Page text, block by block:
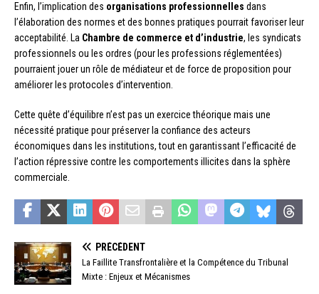
Enfin, l’implication des organisations professionnelles dans
l’élaboration des normes et des bonnes pratiques pourrait favoriser leur
acceptabilité. La Chambre de commerce et d’industrie, les syndicats
professionnels ou les ordres (pour les professions réglementées)
pourraient jouer un rôle de médiateur et de force de proposition pour
améliorer les protocoles d’intervention.
Cette quête d’équilibre n’est pas un exercice théorique mais une
nécessité pratique pour préserver la confiance des acteurs
économiques dans les institutions, tout en garantissant l’efficacité de
l’action répressive contre les comportements illicites dans la sphère
commerciale.
PRÉCÉDENT
La Faillite Transfrontalière et la Compétence du Tribunal
Mixte : Enjeux et Mécanismes